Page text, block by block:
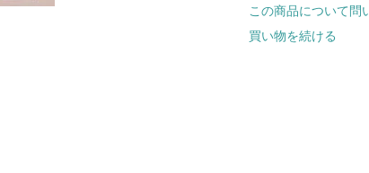
この商品について問
買い物を続ける